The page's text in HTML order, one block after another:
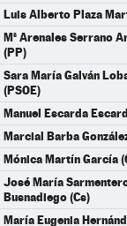
Luis Alberto Plaza
Mª Arenales Serrano
(PP)
Sara María Galván
(PSOE)
Manuel Escarda
Marcial Barba
Mónica Martín García
José María
Busnadiego (Cs)
María Eugenia